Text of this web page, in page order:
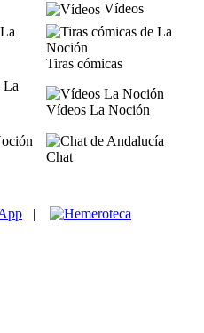
Vídeos
Tiras cómicas
Vídeos La Noción
Chat
|